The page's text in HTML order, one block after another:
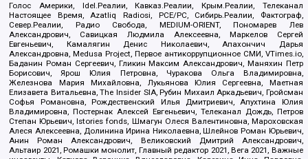
Голос Америки, Idel.Реалии, Кавказ.Реалии, Крым.Реалии, Телеканал
Настоящее Время, Azatliq Radiosi, PCE/PC, Сибирь.Реалии, Фактограф,
Север.Реалии, Радио Свобода, MEDIUM-ORIENT, Пономарев Лев
Александрович, Савицкая Людмила Алексеевна, Маркелов Сергей
Евгеньевич, Камалягин Денис Николаевич, Апахончич Дарья
Александровна, Medusa Project, Первое антикоррупционное СМИ, VTimes.io,
Баданин Роман Сергеевич, Гликин Максим Александрович, Маняхин Петр
Борисович, Ярош Юлия Петровна, Чуракова Ольга Владимировна,
Железнова Мария Михайловна, Лукьянова Юлия Сергеевна, Маетная
Елизавета Витальевна, The Insider SIA, Рубин Михаил Аркадьевич, Гройсман
Софья Романовна, Рождественский Илья Дмитриевич, Апухтина Юлия
Владимировна, Постернак Алексей Евгеньевич, Телеканал Дождь, Петров
Степан Юрьевич, Istories fonds, Шмагун Олеся Валентиновна, Мароховская
Алеся Алексеевна, Долинина Ирина Николаевна, Шлейнов Роман Юрьевич,
Анин Роман Александрович, Великовский Дмитрий Александрович,
Альтаир 2021, Ромашки монолит, Главный редактор 2021, Вега 2021, Важные